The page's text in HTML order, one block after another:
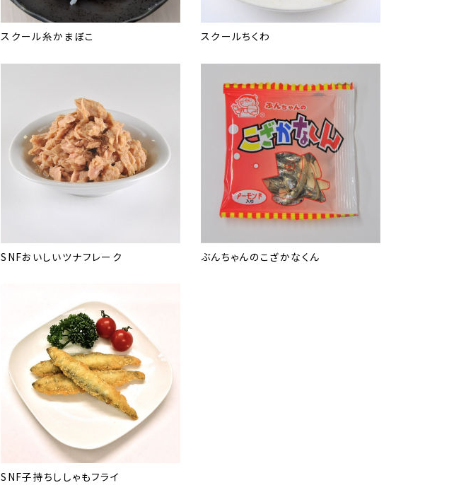
スクール糸かまぼこ スクールちくわ
SNFおいしいツナフレーク ぶんちゃんのこざかなくん
SNF子持ちししゃもフライ